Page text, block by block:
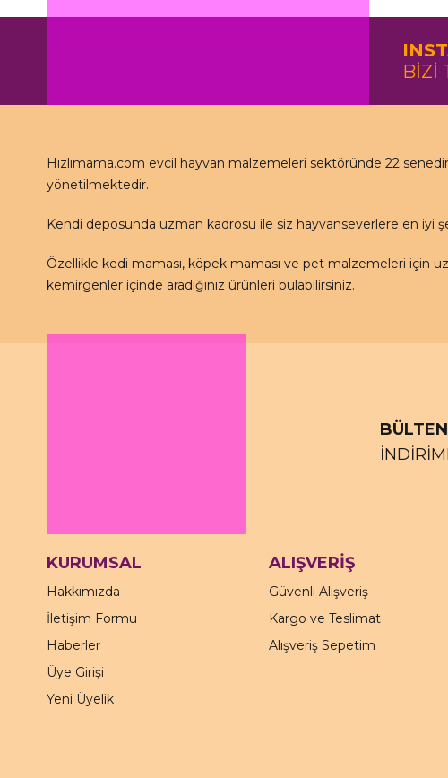
BİZİ
Hızlımama.com evcil hayvan malzemeleri sektöründe 22
yönetilmektedir.
Kendi deposunda uzman kadrosu ile siz hayvanseverlere en
Özellikle kedi maması, köpek maması ve pet malzemeleri için
kemirgenler içinde aradığınız ürünleri bulabilirsiniz.
KURUMSAL
Hakkımızda
İletişim Formu
Haberler
Üye Girişi
Yeni Üyelik
ALIŞVERİŞ
Güvenli Alışveriş
Kargo ve Teslimat
Alışveriş Sepetim